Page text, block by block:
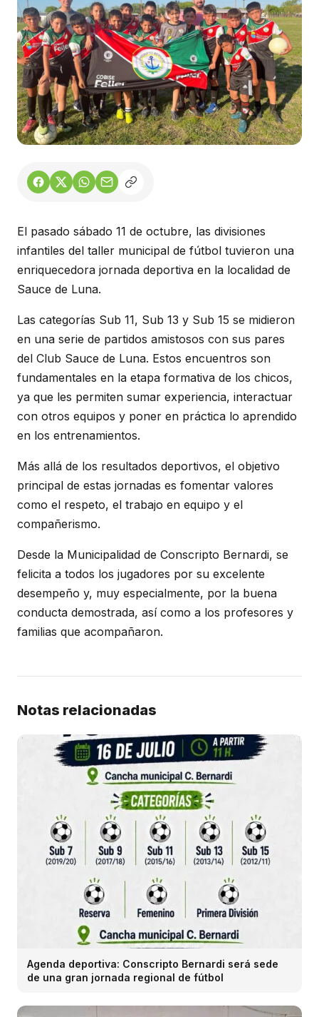
El pasado sábado 11 de octubre, las divisiones
infantiles del taller municipal de fútbol tuvieron una
enriquecedora jornada deportiva en la localidad de
Sauce de Luna.
Las categorías Sub 11, Sub 13 y Sub 15 se midieron
en una serie de partidos amistosos con sus pares
del Club Sauce de Luna. Estos encuentros son
fundamentales en la etapa formativa de los chicos,
ya que les permiten sumar experiencia, interactuar
con otros equipos y poner en práctica lo aprendido
en los entrenamientos.
Más allá de los resultados deportivos, el objetivo
principal de estas jornadas es fomentar valores
como el respeto, el trabajo en equipo y el
compañerismo.
Desde la Municipalidad de Conscripto Bernardi, se
felicita a todos los jugadores por su excelente
desempeño y, muy especialmente, por la buena
conducta demostrada, así como a los profesores y
familias que acompañaron.
Notas relacionadas
Agenda deportiva: Conscripto Bernardi será sede
de una gran jornada regional de fútbol